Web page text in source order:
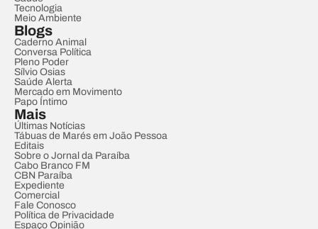
Tecnologia
Meio Ambiente
Blogs
Caderno Animal
Conversa Política
Pleno Poder
Sílvio Osias
Saúde Alerta
Mercado em Movimento
Papo Íntimo
Mais
Últimas Notícias
Tábuas de Marés em João Pessoa
Editais
Sobre o Jornal da Paraíba
Cabo Branco FM
CBN Paraíba
Expediente
Comercial
Fale Conosco
Política de Privacidade
Espaço Opinião